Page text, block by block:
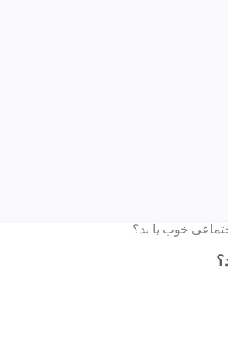
خوب یا بد؟